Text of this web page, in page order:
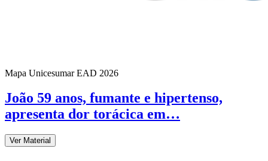
Mapa Unicesumar EAD 2026
João 59 anos, fumante e hipertenso,
apresenta dor torácica em…
Ver Material